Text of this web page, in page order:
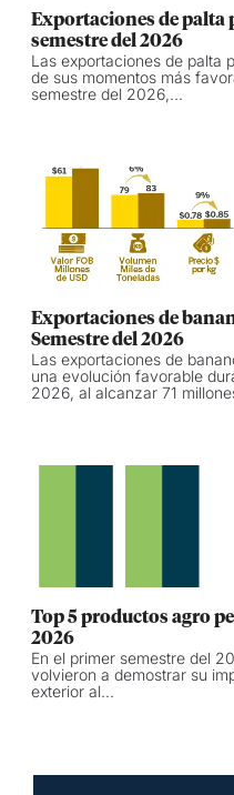
Exportaciones de palta
semestre del 2026
Las exportaciones de palta
de sus momentos más
semestre del 2026,...
Exportaciones de
Semestre del 2026
Las exportaciones de
una evolución favorable
2026, al alcanzar 71
Top 5 productos agro
2026
En el primer semestre del
volvieron a demostrar su
exterior al...